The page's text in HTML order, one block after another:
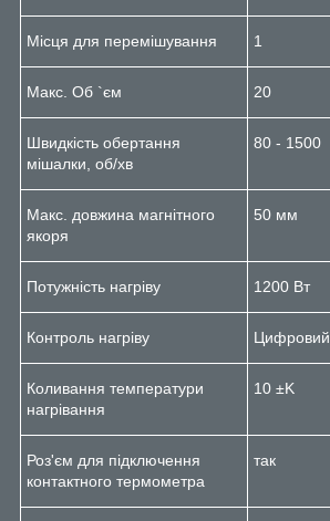
Місця для перемішування 1
Макс. Об `єм 20
Швидкість обертання
мішалки, об/хв
80 - 1500
Макс. довжина магнітного
якоря
50 мм
Потужність нагріву 1200 Вт
Контроль нагріву Цифровий
Коливання температури
нагрівання
10 ±K
Роз'єм для підключення
контактного термометра
так